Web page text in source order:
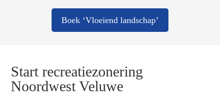
Boek ‘Vloeiend landschap’
Start recreatiezonering
Noordwest Veluwe